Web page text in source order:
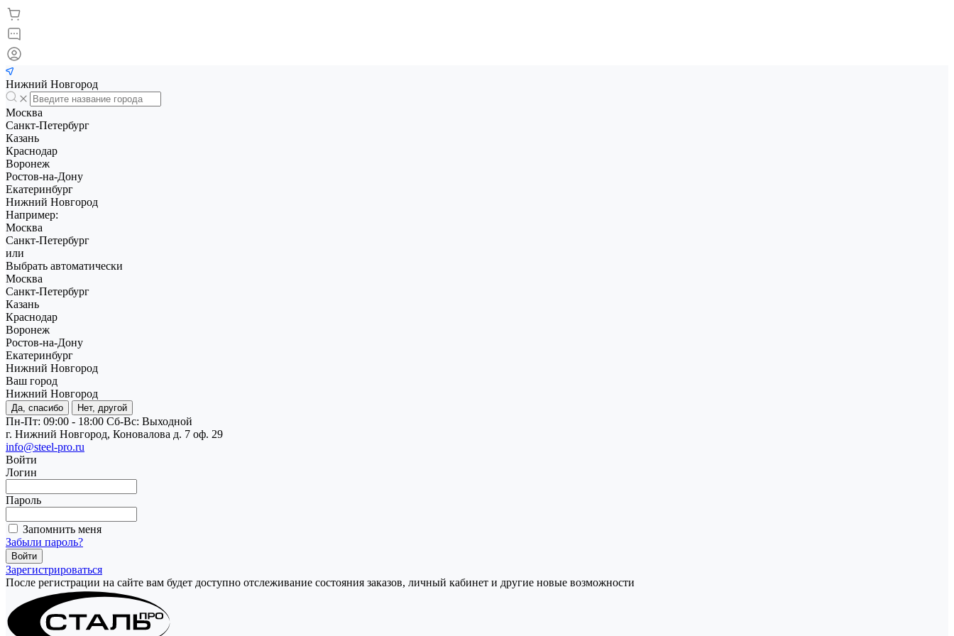
Нижний Новгород
Москва
Санкт-Петербург
Казань
Краснодар
Воронеж
Ростов-на-Дону
Екатеринбург
Нижний Новгород
Например:
Москва
Санкт-Петербург
или
Выбрать автоматически
Москва
Санкт-Петербург
Казань
Краснодар
Воронеж
Ростов-на-Дону
Екатеринбург
Нижний Новгород
Ваш город
Нижний Новгород
Да, спасибо Нет, другой
Пн-Пт: 09:00 - 18:00 Cб-Вс: Выходной
г. Нижний Новгород, Коновалова д. 7 оф. 29
info@steel-pro.ru
Войти
Логин
Пароль
Запомнить меня
Забыли пароль?
Зарегистрироваться
После регистрации на сайте вам будет доступно отслеживание состояния заказов, личный кабинет и другие новые возможности